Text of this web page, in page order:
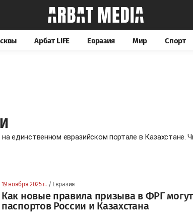
Арбат LIFE Евразия Мир Спорт
на единственном евразийском портале в
19 ноября 2025 г. / Евразия
Как новые правила призыва в ФРГ
паспортов России и Казахстана